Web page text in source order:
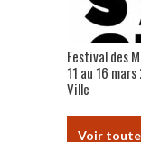
Festival des
11 au 16
Ville
Voir